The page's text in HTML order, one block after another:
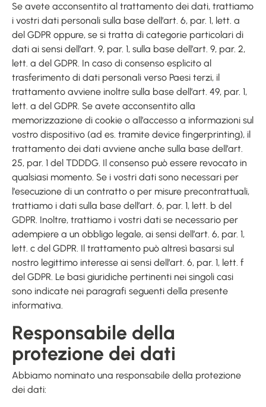
Se avete acconsentito al trattamento dei dati, trattiamo
i vostri dati personali sulla base dell’art. 6, par. 1, lett. a
del GDPR oppure, se si tratta di categorie particolari di
dati ai sensi dell’art. 9, par. 1, sulla base dell’art. 9, par. 2,
lett. a del GDPR. In caso di consenso esplicito al
trasferimento di dati personali verso Paesi terzi, il
trattamento avviene inoltre sulla base dell’art. 49, par. 1,
lett. a del GDPR. Se avete acconsentito alla
memorizzazione di cookie o all’accesso a informazioni sul
vostro dispositivo (ad es. tramite device fingerprinting), il
trattamento dei dati avviene anche sulla base dell’art.
25, par. 1 del TDDDG. Il consenso può essere revocato in
qualsiasi momento. Se i vostri dati sono necessari per
l’esecuzione di un contratto o per misure precontrattuali,
trattiamo i dati sulla base dell’art. 6, par. 1, lett. b del
GDPR. Inoltre, trattiamo i vostri dati se necessario per
adempiere a un obbligo legale, ai sensi dell’art. 6, par. 1,
lett. c del GDPR. Il trattamento può altresì basarsi sul
nostro legittimo interesse ai sensi dell’art. 6, par. 1, lett. f
del GDPR. Le basi giuridiche pertinenti nei singoli casi
sono indicate nei paragrafi seguenti della presente
informativa.
Responsabile della
protezione dei dati
Abbiamo nominato una responsabile della protezione
dei dati: